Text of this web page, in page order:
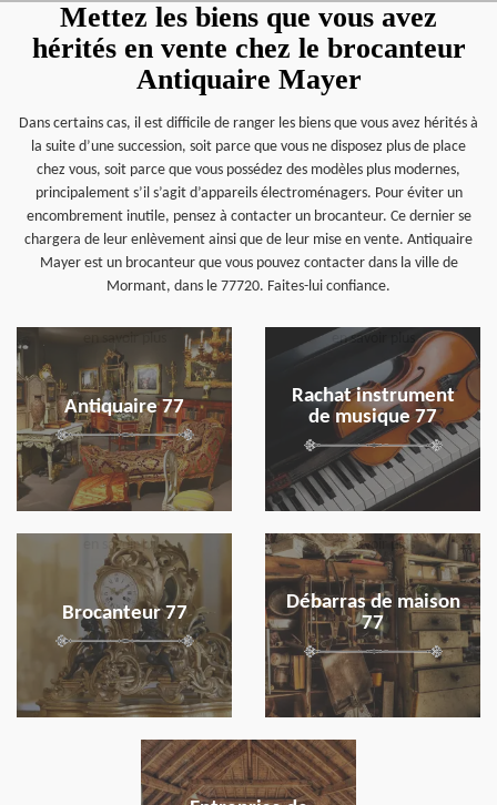
Mettez les biens que vous avez
hérités en vente chez le brocanteur
Antiquaire Mayer
Dans certains cas, il est difficile de ranger les biens que vous avez hérités à
la suite d’une succession, soit parce que vous ne disposez plus de place
chez vous, soit parce que vous possédez des modèles plus modernes,
principalement s’il s’agit d’appareils électroménagers. Pour éviter un
encombrement inutile, pensez à contacter un brocanteur. Ce dernier se
chargera de leur enlèvement ainsi que de leur mise en vente. Antiquaire
Mayer est un brocanteur que vous pouvez contacter dans la ville de
Mormant, dans le 77720. Faites-lui confiance.
Antiquaire 77
en savoir plus
Rachat instrument
de musique 77
en savoir plus
Brocanteur 77
en savoir plus
Débarras de maison
77
en savoir plus
en savoir plus